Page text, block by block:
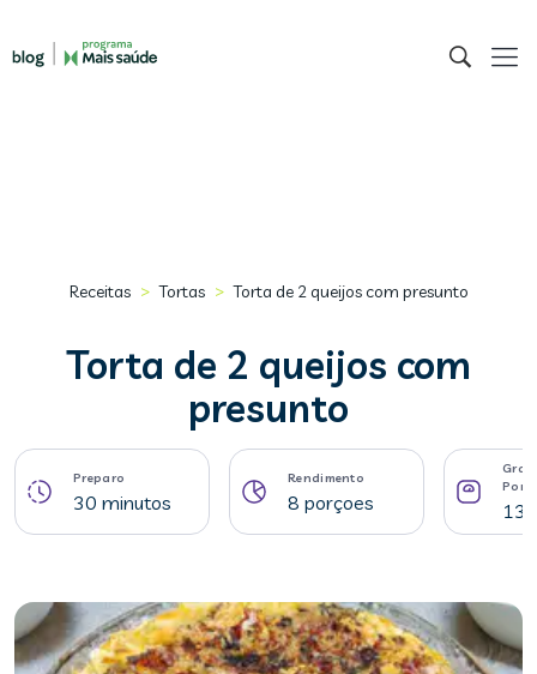
Receitas > Tortas > Torta de 2 queijos com presunto
Torta de 2 queijos com
presunto
Preparo
30 minutos
Rendimento
8 porçoes